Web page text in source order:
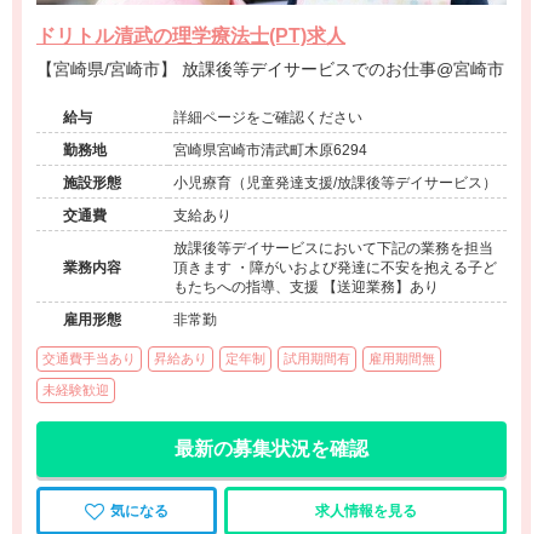
ドリトル清武の理学療法士(PT)求人
【宮崎県/宮崎市】 放課後等デイサービスでのお仕事@宮崎市
給与
詳細ページをご確認ください
勤務地
宮崎県宮崎市清武町木原6294
施設形態
小児療育（児童発達支援/放課後等デイサービス）
交通費
支給あり
業務内容
放課後等デイサービスにおいて下記の業務を担当
頂きます ・障がいおよび発達に不安を抱える子ど
もたちへの指導、支援 【送迎業務】あり
雇用形態
非常勤
交通費手当あり 昇給あり 定年制 試用期間有 雇用期間無
未経験歓迎
最新の募集状況を確認
気になる 求人情報を見る